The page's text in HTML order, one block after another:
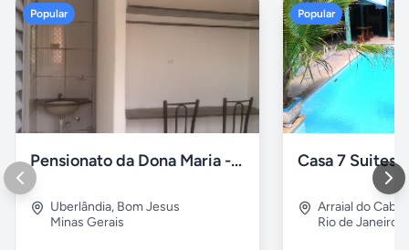
Popular
Pensionato da Dona Maria - Uberlândia/MG
Uberlândia, Bom Jesus
Minas Gerais
Popular
Arraial do Cabo
Rio de Janeiro